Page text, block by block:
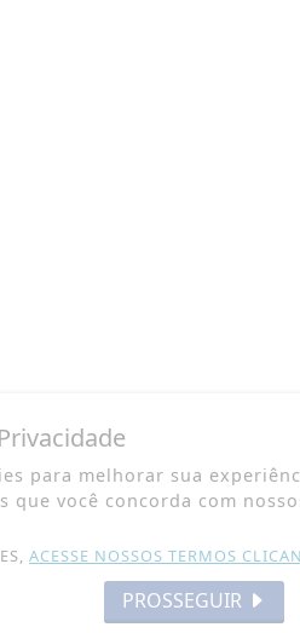
para melhorar sua
que você concorda com
ACESSE NOSSOS TERMOS
PROSSEGUIR